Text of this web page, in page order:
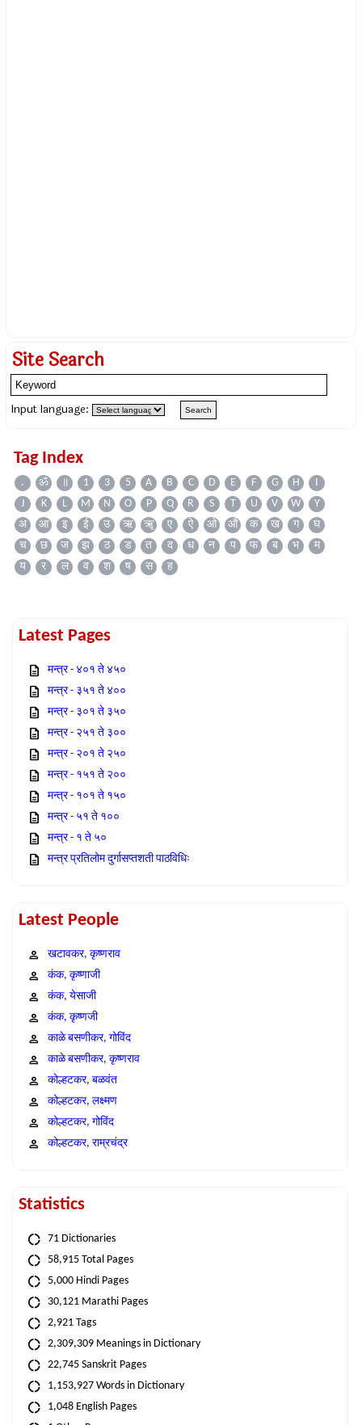
Site Search
Input language:
Tag Index
. ॐ ॥ 1 3 5 A B C D E F G H
I
J
K L M N O P Q R S T U V W
Y
अ
आ इ ई उ ऋ ॠ ए ऐ ओ औ क ख ग
घ
च
छ ज झ ठ ड त द ध न प फ ब भ
म
य
र ल व श ष स ह
Latest Pages
मन्त्र - ४०१ ते ४५०
मन्त्र - ३५१ ते ४००
मन्त्र - ३०१ ते ३५०
मन्त्र - २५१ ते ३००
मन्त्र - २०१ ते २५०
मन्त्र - १५१ ते २००
मन्त्र - १०१ ते १५०
मन्त्र - ५१ ते १००
मन्त्र - १ ते ५०
मन्त्र प्रतिलोम दुर्गासप्तशती पाठविधिः
Latest People
खटावकर, कृष्णराव
कंक, कृष्णाजी
कंक, येसाजी
कंक, कृष्णजी
काळे बसणीकर, गोविंद
काळे बसणीकर, कृष्णराव
कोल्हटकर, बळवंत
कोल्हटकर, लक्ष्मण
कोल्हटकर, गोविंद
कोल्हटकर, राम्रचंद्र
Statistics
71 Dictionaries
58,915 Total Pages
5,000 Hindi Pages
30,121 Marathi Pages
2,921 Tags
2,309,309 Meanings in Dictionary
22,745 Sanskrit Pages
1,153,927 Words in Dictionary
1,048 English Pages